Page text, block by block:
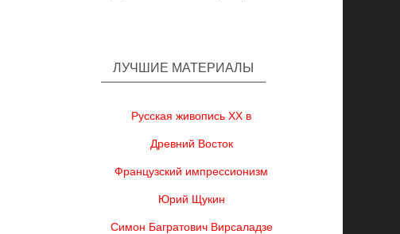
ЛУЧШИЕ МАТЕРИАЛЫ
Русская живопись XX в
Древний Восток
Французский импрессионизм
Юрий Щукин
Симон Багратович Вирсаладзе